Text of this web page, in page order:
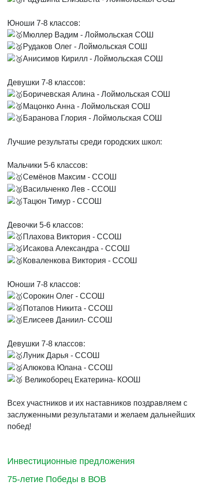
Инвестиционные предложения
75-летие Победы в ВОВ
Юноши 7-8 классов:
Мюллер Вадим - Лоймольская СОШ
Рудаков Олег - Лоймольская СОШ
Анисимов Кирилл - Лоймольская СОШ
Девушки 7-8 классов:
Боричевская Алина - Лоймольская СОШ
Мацонко Анна - Лоймольская СОШ
Баранова Глория - Лоймольская СОШ
Лучшие результаты среди городских школ:
Мальчики 5-6 классов:
Семёнов Максим - ССОШ
Васильченко Лев - ССОШ
Тацюн Тимур - ССОШ
Девочки 5-6 классов:
Плахова Виктория - ССОШ
Исакова Александра - ССОШ
Коваленкова Виктория - ССОШ
Юноши 7-8 классов:
Сорокин Олег - ССОШ
Потапов Никита - ССОШ
Елисеев Даниил- ССОШ
Девушки 7-8 классов:
Луник Дарья - ССОШ
Алюкова Юлана - ССОШ
Великоборец Екатерина- КООШ
Всех участников и их наставников поздравляем с
заслуженными результатами и желаем дальнейших
побед!